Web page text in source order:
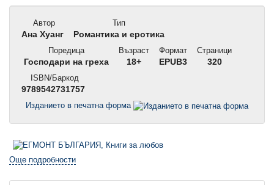
Автор
Ана Хуанг
Тип
Романтика и еротика
Поредица
Господари на греха
Възраст
18+
Формат
EPUB3
Страници
320
ISBN/Баркод
9789542731757
Изданието в печатна форма
Още подробности